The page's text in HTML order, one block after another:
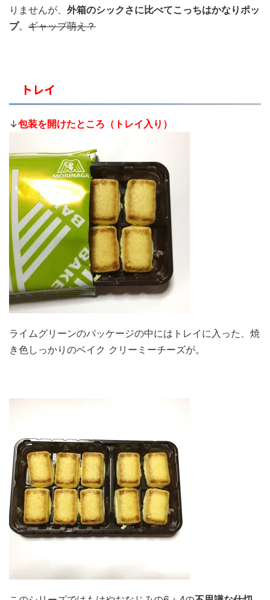
りませんが、 外箱のシックさに比べてこっちはかなりポッ
プ。 ギャップ萌え？
トレイ
↓包装を開けたところ（トレイ入り）
ライムグリーンのパッケージの中にはトレイに入った、焼
き色しっかりのベイク クリーミーチーズが。